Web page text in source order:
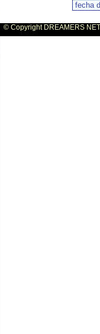
© Copyright DREAMERS